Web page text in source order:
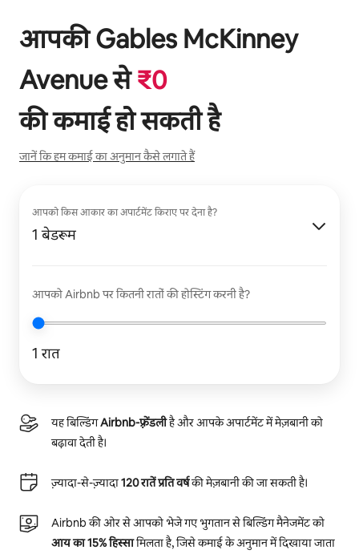
आपकीGables McKinney
Avenueसे₹0
की कमाई हो सकती है
जानें कि हम कमाई का अनुमान कैसे लगाते हैं
आपको किस आकार का अपार्टमेंट किराए पर देना है?
1 बेडरूम
आपको Airbnb पर कितनी रातों की होस्टिंग करनी है?
1 रात
यह बिल्डिंगAirbnb-फ़्रेंडलीहै और आपके अपार्टमेंट में मेज़बानी को
बढ़ावा देती है।
ज़्यादा-से-ज़्यादा120 रातें प्रति वर्षकी मेज़बानी की जा सकती है।
Airbnb की ओर से आपको भेजे गए भुगतान से बिल्डिंग मैनेजमेंट को
आय का 15% हिस्सामिलता है, जिसे कमाई के अनुमान में दिखाया जाता